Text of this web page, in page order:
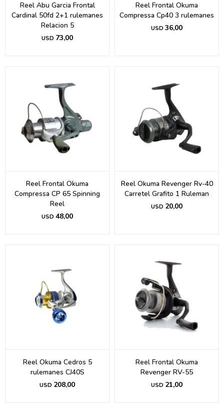
Reel Abu Garcia Frontal
Cardinal 50fd 2+1 rulemanes
Relacion 5
USD 73,00
Reel Frontal Okuma
Compressa Cp40 3 rulemanes
USD 36,00
Reel Frontal Okuma
Compressa CP 65 Spinning
Reel
USD 48,00
Reel Okuma Revenger Rv-40
Carretel Grafito 1 Ruleman
USD 20,00
Reel Okuma Cedros 5
rulemanes CJ40S
USD 208,00
Reel Frontal Okuma
Revenger RV-55
USD 21,00